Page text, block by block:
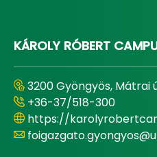
KÁROLY RÓBERT
3200 Gyöngyös, Mátrai
+36-37/518-300
https://